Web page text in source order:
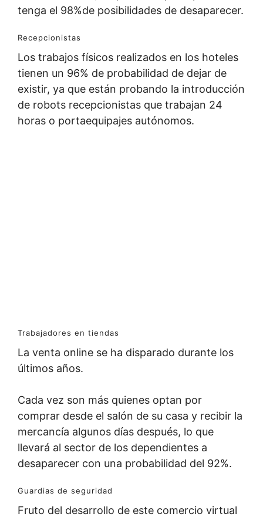
tenga el 98%de posibilidades de desaparecer.
Recepcionistas
Los trabajos físicos realizados en los hoteles
tienen un 96% de probabilidad de dejar de
existir, ya que están probando la introducción
de robots recepcionistas que trabajan 24
horas o portaequipajes autónomos.
Trabajadores en tiendas
La venta online se ha disparado durante los
últimos años.
Cada vez son más quienes optan por
comprar desde el salón de su casa y recibir la
mercancía algunos días después, lo que
llevará al sector de los dependientes a
desaparecer con una probabilidad del 92%.
Guardias de seguridad
Fruto del desarrollo de este comercio virtual